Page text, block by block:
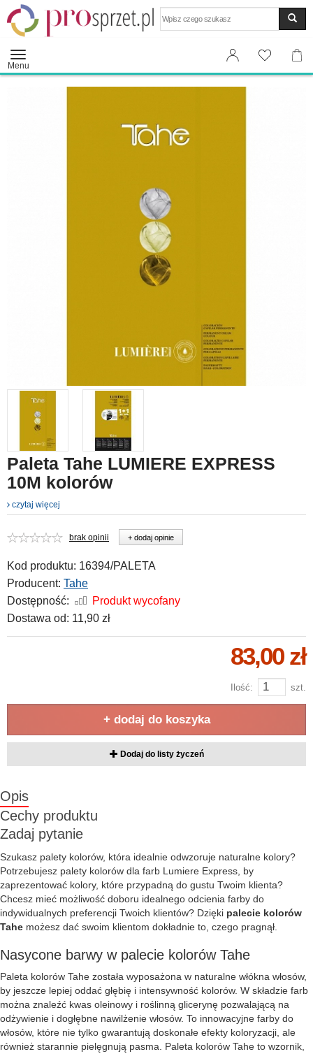
Menu
Paleta Tahe LUMIERE EXPRESS
10M kolorów
czytaj więcej
brak opinii + dodaj opinie
Kod produktu: 16394/PALETA
Producent: Tahe
Dostępność:
Produkt wycofany
Dostawa od: 11,90 zł
83,00 zł
Ilość: szt.
+ dodaj do koszyka
Dodaj do listy życzeń
Opis
Cechy produktu
Zadaj pytanie
Szukasz palety kolorów, która idealnie odwzoruje naturalne kolory?
Potrzebujesz palety kolorów dla farb Lumiere Express, by
zaprezentować kolory, które przypadną do gustu Twoim klienta?
Chcesz mieć możliwość doboru idealnego odcienia farby do
indywidualnych preferencji Twoich klientów? Dzięki palecie kolorów
Tahe możesz dać swoim klientom dokładnie to, czego pragnął.
Nasycone barwy w palecie kolorów Tahe
Paleta kolorów Tahe została wyposażona w naturalne włókna włosów,
by jeszcze lepiej oddać głębię i intensywność kolorów. W składzie farb
można znaleźć kwas oleinowy i roślinną glicerynę pozwalającą na
odżywienie i dogłębne nawilżenie włosów. To innowacyjne farby do
włosów, które nie tylko gwarantują doskonałe efekty koloryzacji, ale
również starannie pielęgnują pasma. Paleta kolorów Tahe to wzornik,